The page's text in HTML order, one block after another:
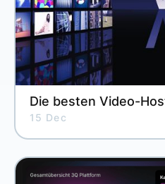
Die besten Video-
15 Dec